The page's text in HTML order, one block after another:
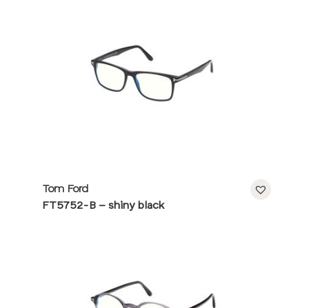
Tom Ford
FT5752-B – shiny black